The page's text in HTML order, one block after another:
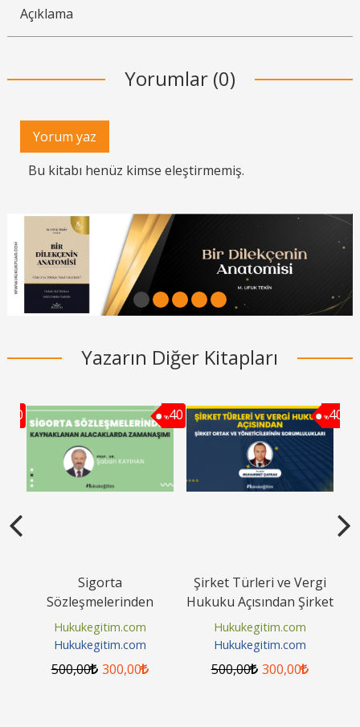
Açıklama
Yorumlar (0)
Yorum yaz
Bu kitabı henüz kimse eleştirmemiş.
1 2 3 4 5
Yazarın Diğer Kitapları
40 %40
Sigorta
Sözleşmelerinden
Kaynaklanan
Alacaklarda Zamanaşımı
Video Eğitimi
Hukukegitim.com
Hukukegitim.com
500,00 300,00
%40
Şirket Türleri ve Vergi
Hukuku Açısından Şirket
Ortak ve
Yöneticilerinin...
Hukukegitim.com
Hukukegitim.com
500,00 300,00